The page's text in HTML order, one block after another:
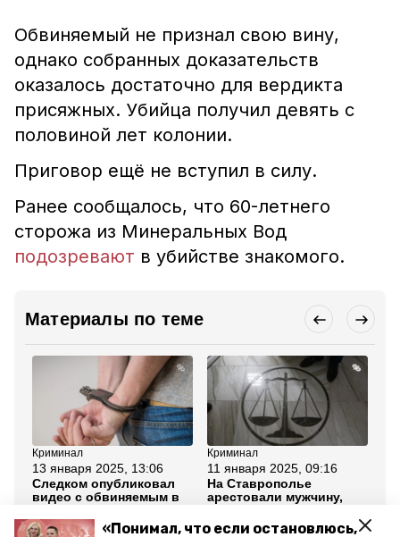
«Понимал, что если остановлюсь,
Обвиняемый не признал свою вину,
однако собранных доказательств
оказалось достаточно для вердикта
присяжных. Убийца получил девять с
половиной лет колонии.
Приговор ещё не вступил в силу.
Ранее сообщалось, что 60-летнего
сторожа из Минеральных Вод
подозревают в убийстве знакомого.
Материалы по теме
Криминал
13 января 2025, 13:06
Следком опубликовал
видео с обвиняемым в
жителя Ставрополья
Криминал
11 января 2025, 09:16
На Ставрополье
арестовали мужчину,
избиении знакомого до